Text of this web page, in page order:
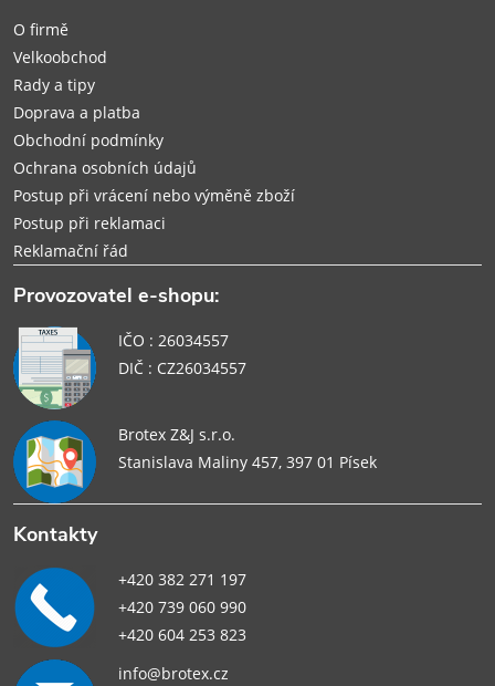
O firmě
Velkoobchod
Rady a tipy
Doprava a platba
Obchodní podmínky
Ochrana osobních údajů
Postup při vrácení nebo výměně zboží
Postup při reklamaci
Reklamační řád
Provozovatel e-shopu:
IČO : 26034557
DIČ : CZ26034557
Brotex Z&J s.r.o.
Stanislava Maliny 457, 397 01 Písek
Kontakty
+420 382 271 197
+420 739 060 990
+420 604 253 823
info@brotex.cz